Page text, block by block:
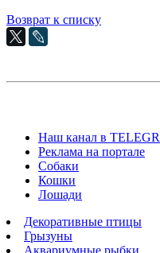
Возврат к списку
Наш канал в
Реклама на портале
Собаки
Кошки
Лошади
Декоративные птицы
Грызуны
Аквариумные рыбки